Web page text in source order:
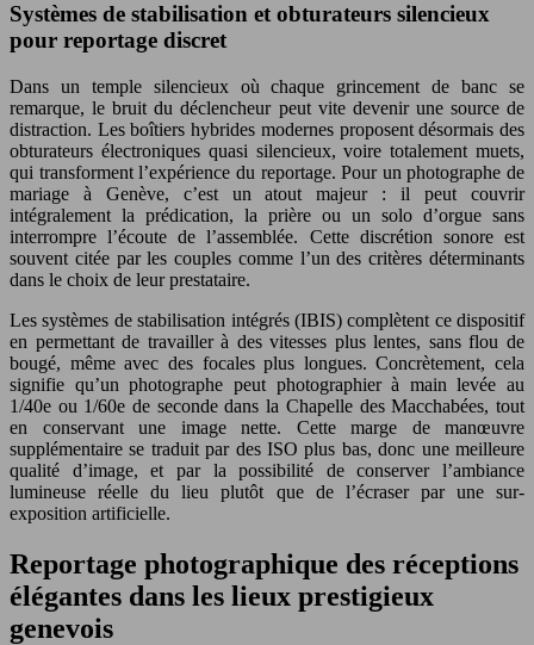
Systèmes de stabilisation et obturateurs silencieux
pour reportage discret
Dans un temple silencieux où chaque grincement de banc se
remarque, le bruit du déclencheur peut vite devenir une source de
distraction. Les boîtiers hybrides modernes proposent désormais des
obturateurs électroniques quasi silencieux, voire totalement muets,
qui transforment l’expérience du reportage. Pour un photographe de
mariage à Genève, c’est un atout majeur : il peut couvrir
intégralement la prédication, la prière ou un solo d’orgue sans
interrompre l’écoute de l’assemblée. Cette discrétion sonore est
souvent citée par les couples comme l’un des critères déterminants
dans le choix de leur prestataire.
Les systèmes de stabilisation intégrés (IBIS) complètent ce dispositif
en permettant de travailler à des vitesses plus lentes, sans flou de
bougé, même avec des focales plus longues. Concrètement, cela
signifie qu’un photographe peut photographier à main levée au
1/40e ou 1/60e de seconde dans la Chapelle des Macchabées, tout
en conservant une image nette. Cette marge de manœuvre
supplémentaire se traduit par des ISO plus bas, donc une meilleure
qualité d’image, et par la possibilité de conserver l’ambiance
lumineuse réelle du lieu plutôt que de l’écraser par une sur-
exposition artificielle.
Reportage photographique des réceptions
élégantes dans les lieux prestigieux
genevois